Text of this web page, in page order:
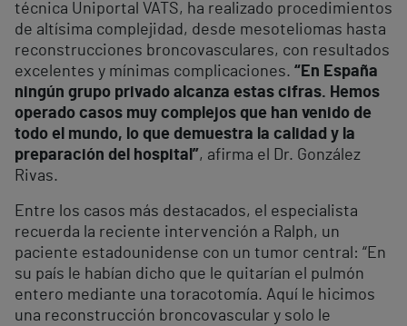
técnica Uniportal VATS, ha realizado procedimientos
de altísima complejidad, desde mesoteliomas hasta
reconstrucciones broncovasculares, con resultados
excelentes y mínimas complicaciones. “En España
ningún grupo privado alcanza estas cifras. Hemos
operado casos muy complejos que han venido de
todo el mundo, lo que demuestra la calidad y la
preparación del hospital”, afirma el Dr. González
Rivas.
Entre los casos más destacados, el especialista
recuerda la reciente intervención a Ralph, un
paciente estadounidense con un tumor central: “En
su país le habían dicho que le quitarían el pulmón
entero mediante una toracotomía. Aquí le hicimos
una reconstrucción broncovascular y solo le